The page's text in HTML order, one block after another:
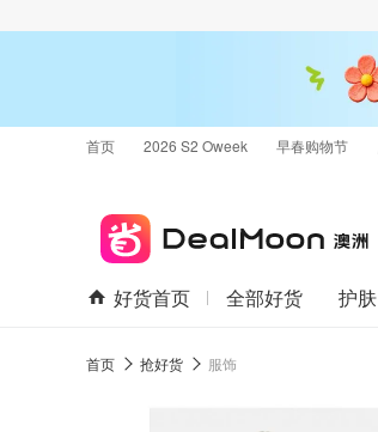
首页 2026 S2 Oweek 早春购物节
好货首页 全部好货 护肤
首页 抢好货 服饰